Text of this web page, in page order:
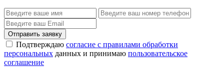
Отправить заявку
Подтверждаю согласие с правилами обработки
персональных данных и принимаю пользовательское
соглашение